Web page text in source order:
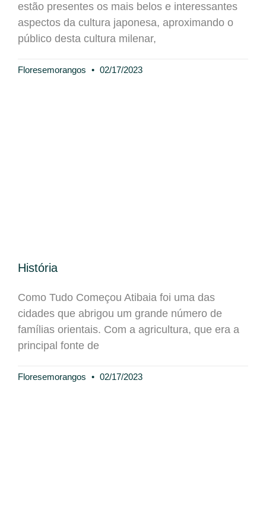
estão presentes os mais belos e interessantes
aspectos da cultura japonesa, aproximando o
público desta cultura milenar,
Floresemorangos 02/17/2023
História
Como Tudo Começou Atibaia foi uma das
cidades que abrigou um grande número de
famílias orientais. Com a agricultura, que era a
principal fonte de
Floresemorangos 02/17/2023